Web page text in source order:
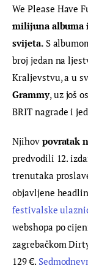
We Please Have
milijuna albuma
svijeta. S
broj jedan na
Kraljevstvu, a u
Grammy, uz još
BRIT nagrade i
Njihov povratak
predvodili 12.
trenutaka
objavljene
festivalske
webshopa po
zagrebačkom
129 €.